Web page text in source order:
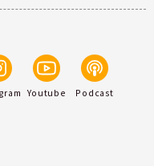
Youtube Podcast